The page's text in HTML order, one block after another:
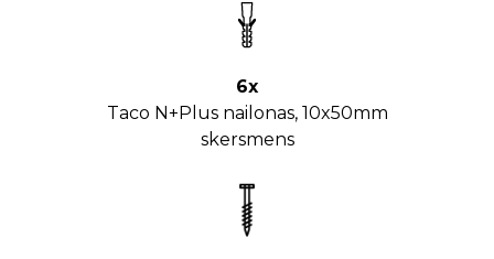
6x
Taco N+Plus nailonas, 10x50mm
skersmens